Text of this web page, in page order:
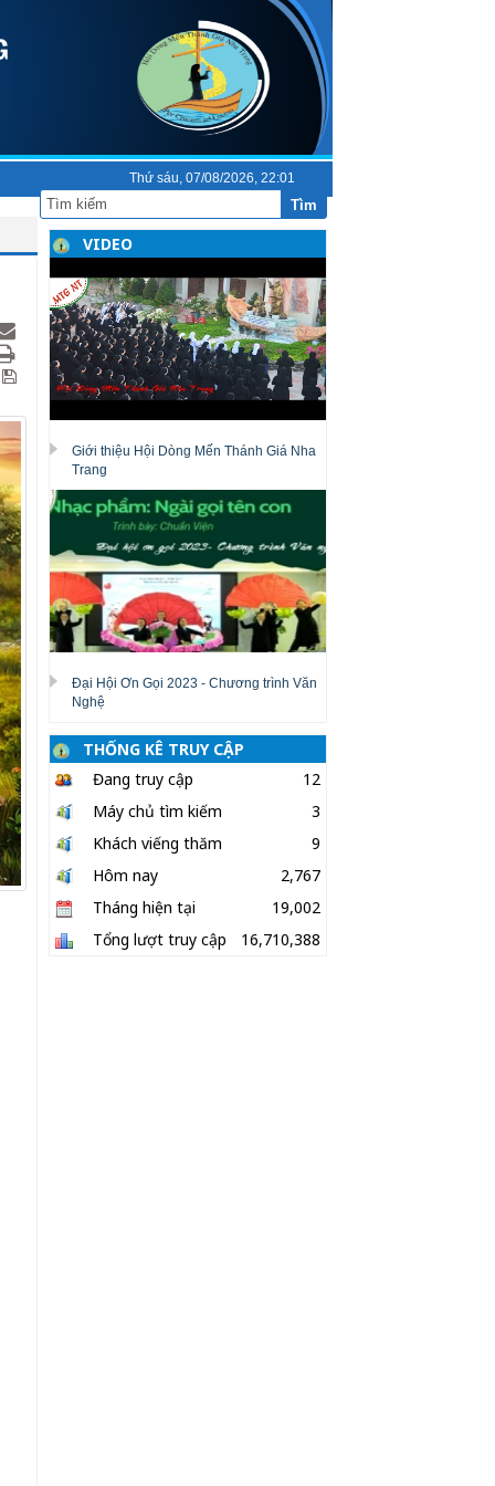
Tìm
Thứ sáu, 07/08/2026, 22:01
VIDEO
Giới thiệu Hội Dòng Mến Thánh Giá Nha
Trang
Đại Hội Ơn Gọi 2023 - Chương trình Văn
Nghệ
THỐNG KÊ TRUY CẬP
Đang truy cập
12
Máy chủ tìm kiếm
3
Khách viếng thăm
9
Hôm nay
2,767
Tháng hiện tại
19,002
Tổng lượt truy cập
16,710,388